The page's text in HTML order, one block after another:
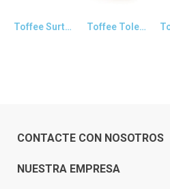
Vista rápidaToffee Surtido Vista rápidaToffee Toledano
CONTACTE CON NOSOTROS
NUESTRA EMPRESA